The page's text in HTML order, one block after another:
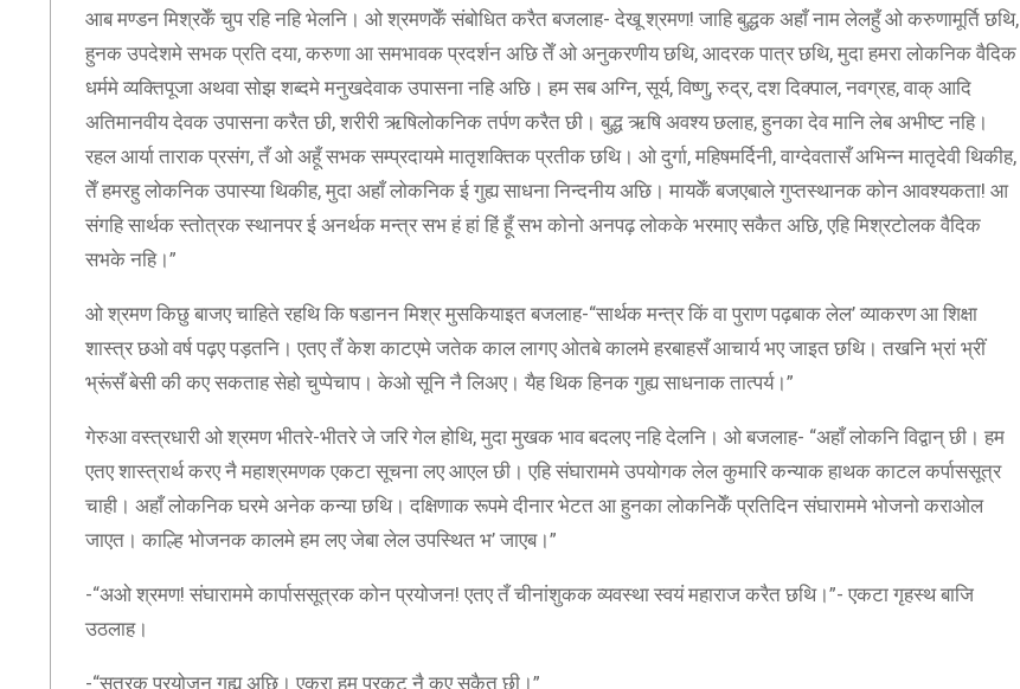
आब मण्डन मिश्रकेँ चुप रहि नहि भेलनि। ओ श्रमणकेँ संबोधित करैत बजलाह- देखू श्रमण! जाहि बुद्धक अहाँ नाम लेलहुँ ओ करुणामूर्ति छथि,
हुनक उपदेशमे सभक प्रति दया, करुणा आ समभावक प्रदर्शन अछि तेँ ओ अनुकरणीय छथि, आदरक पात्र छथि, मुदा हमरा लोकनिक वैदिक
धर्ममे व्यक्तिपूजा अथवा सोझ शब्दमे मनुखदेवाक उपासना नहि अछि। हम सब अग्नि, सूर्य, विष्णु, रुद्र, दश दिक्पाल, नवग्रह, वाक् आदि
अतिमानवीय देवक उपासना करैत छी, शरीरी ऋषिलोकनिक तर्पण करैत छी। बुद्ध ऋषि अवश्य छलाह, हुनका देव मानि लेब अभीष्ट नहि।
रहल आर्या ताराक प्रसंग, तँ ओ अहूँ सभक सम्प्रदायमे मातृशक्तिक प्रतीक छथि। ओ दुर्गा, महिषमर्दिनी, वाग्देवतासँ अभिन्न मातृदेवी थिकीह,
तेँ हमरहु लोकनिक उपास्या थिकीह, मुदा अहाँ लोकनिक ई गुह्य साधना निन्दनीय अछि। मायकेँ बजएबाले गुप्तस्थानक कोन आवश्यकता! आ
संगहि सार्थक स्तोत्रक स्थानपर ई अनर्थक मन्त्र सभ हं हां हिं हूँ सभ कोनो अनपढ़ लोकके भरमाए सकैत अछि, एहि मिश्रटोलक वैदिक
सभके नहि।”
ओ श्रमण किछु बाजए चाहिते रहथि कि षडानन मिश्र मुसकियाइत बजलाह-“सार्थक मन्त्र किं वा पुराण पढ़बाक लेल’ व्याकरण आ शिक्षा
शास्त्र छओ वर्ष पढ़ए पड़तनि। एतए तँ केश काटएमे जतेक काल लागए ओतबे कालमे हरबाहसँ आचार्य भए जाइत छथि। तखनि भ्रां भ्रीं
भ्रूंसँ बेसी की कए सकताह सेहो चुप्पेचाप। केओ सूनि नै लिअए। यैह थिक हिनक गुह्य साधनाक तात्पर्य।”
गेरुआ वस्त्रधारी ओ श्रमण भीतरे-भीतरे जे जरि गेल होथि, मुदा मुखक भाव बदलए नहि देलनि। ओ बजलाह- “अहाँ लोकनि विद्वान् छी। हम
एतए शास्त्रार्थ करए नै महाश्रमणक एकटा सूचना लए आएल छी। एहि संघाराममे उपयोगक लेल कुमारि कन्याक हाथक काटल कर्पाससूत्र
चाही। अहाँ लोकनिक घरमे अनेक कन्या छथि। दक्षिणाक रूपमे दीनार भेटत आ हुनका लोकनिकेँ प्रतिदिन संघाराममे भोजनो कराओल
जाएत। काल्हि भोजनक कालमे हम लए जेबा लेल उपस्थित भ’ जाएब।”
-“अओ श्रमण! संघाराममे कार्पाससूत्रक कोन प्रयोजन! एतए तँ चीनांशुकक व्यवस्था स्वयं महाराज करैत छथि।”- एकटा गृहस्थ बाजि
उठलाह।
-“सूत्रक प्रयोजन गुह्य अछि। एकरा हम प्रकट नै कए सकैत छी।”